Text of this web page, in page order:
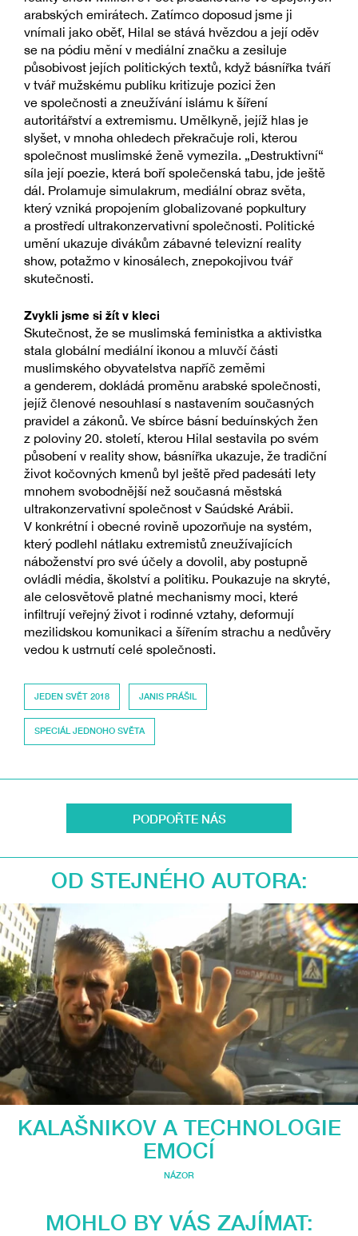
arabských emirátech. Zatímco doposud jsme ji
vnímali jako oběť, Hilal se stává hvězdou a její oděv
se na pódiu mění v mediální značku a zesiluje
působivost jejích politických textů, když básnířka tváří
v tvář mužskému publiku kritizuje pozici žen
ve společnosti a zneužívání islámu k šíření
autoritářství a extremismu. Umělkyně, jejíž hlas je
slyšet, v mnoha ohledech překračuje roli, kterou
společnost muslimské ženě vymezila. „Destruktivní“
síla její poezie, která boří společenská tabu, jde ještě
dál. Prolamuje simulakrum, mediální obraz světa,
který vzniká propojením globalizované popkultury
a prostředí ultrakonzervativní společnosti. Politické
umění ukazuje divákům zábavné televizní reality
show, potažmo v kinosálech, znepokojivou tvář
skutečnosti.
Zvykli jsme si žít v kleci
Skutečnost, že se muslimská feministka a aktivistka
stala globální mediální ikonou a mluvčí části
muslimského obyvatelstva napříč zeměmi
a genderem, dokládá proměnu arabské společnosti,
jejíž členové nesouhlasí s nastavením současných
pravidel a zákonů. Ve sbírce básní beduínských žen
z poloviny 20. století, kterou Hilal sestavila po svém
působení v reality show, básnířka ukazuje, že tradiční
život kočovných kmenů byl ještě před padesáti lety
mnohem svobodnější než současná městská
ultrakonzervativní společnost v Saúdské Arábii.
V konkrétní i obecné rovině upozorňuje na systém,
který podlehl nátlaku extremistů zneužívajících
náboženství pro své účely a dovolil, aby postupně
ovládli média, školství a politiku. Poukazuje na skryté,
ale celosvětově platné mechanismy moci, které
infiltrují veřejný život i rodinné vztahy, deformují
mezilidskou komunikaci a šířením strachu a nedůvěry
vedou k ustrnutí celé společnosti.
JEDEN SVĚT 2018 JANIS PRÁŠIL
SPECIÁL JEDNOHO SVĚTA
PODPOŘTE NÁS
OD STEJNÉHO AUTORA:
KALAŠNIKOV A TECHNOLOGIE
EMOCÍ
NÁZOR
MOHLO BY VÁS ZAJÍMAT: